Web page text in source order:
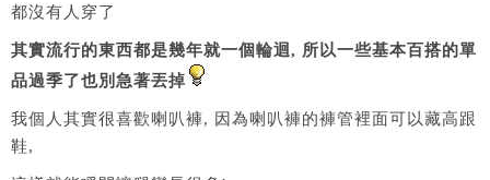
都沒有人穿了
其實流行的東西都是幾年就一個輪迴, 所以一些基本百搭的單
品過季了也別急著丟掉
我個人其實很喜歡喇叭褲, 因為喇叭褲的褲管裡面可以藏高跟
鞋,